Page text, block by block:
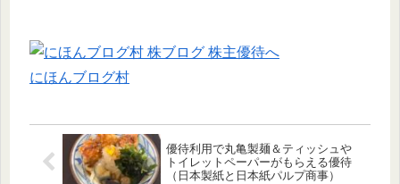
にほんブログ村
優待利用で丸亀製麺＆ティッシュや
トイレットペーパーがもらえる優待
（日本製紙と日本紙パルプ商事）